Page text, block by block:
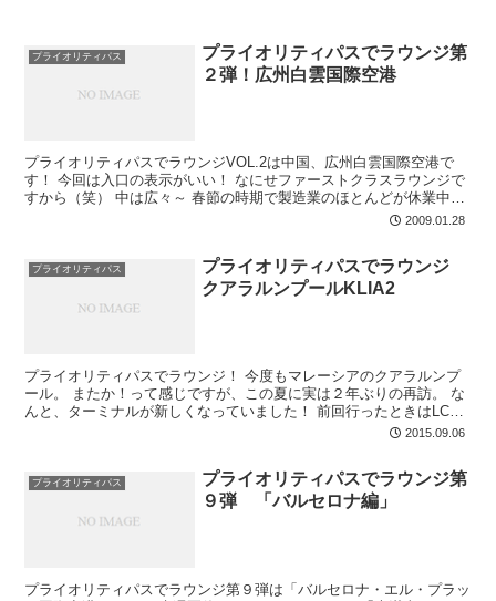
プライオリティパス
プライオリティパスでラウンジ第
２弾！広州白雲国際空港
プライオリティパスでラウンジVOL.2は中国、広州白雲国際空港で
す！ 今回は入口の表示がいい！ なにせファーストクラスラウンジで
すから（笑） 中は広々～ 春節の時期で製造業のほとんどが休業中で
2009.01.28
プライオリティパス
プライオリティパスでラウンジ
クアラルンプールKLIA2
プライオリティパスでラウンジ！ 今度もマレーシアのクアラルンプ
ール。 またか！って感じですが、この夏に実は２年ぶりの再訪。 な
んと、ターミナルが新しくなっていました！ 前回行ったときはLCC
2015.09.06
プライオリティパス
プライオリティパスでラウンジ第
９弾 「バルセロナ編」
プライオリティパスでラウンジ第９弾は「バルセロナ・エル・プラッ